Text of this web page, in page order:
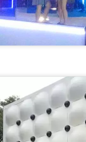
Sapinho para
florzinhaque eu fiz
É um gráfico
toalhinhas de